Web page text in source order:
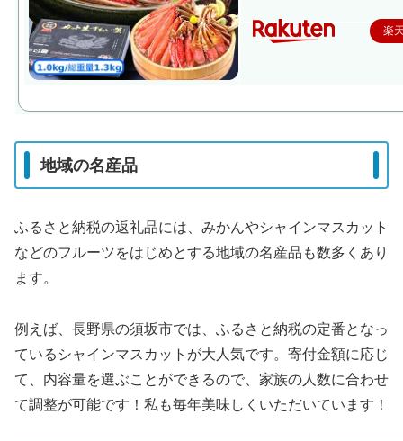
楽
地域の名産品
ふるさと納税の返礼品には、みかんやシャインマスカット
などのフルーツをはじめとする地域の名産品も数多くあり
ます。
例えば、長野県の須坂市では、ふるさと納税の定番となっ
ているシャインマスカットが大人気です。寄付金額に応じ
て、内容量を選ぶことができるので、家族の人数に合わせ
て調整が可能です！私も毎年美味しくいただいています！